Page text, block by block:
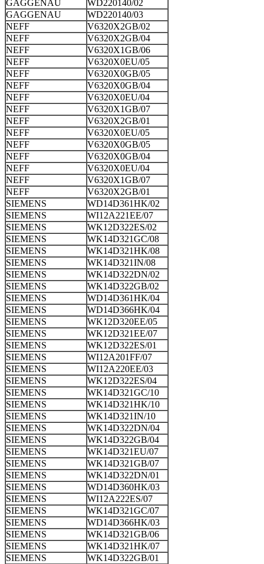
GAGGENAU
WD220140/02
GAGGENAU
WD220140/03
NEFF
V6320X2GB/02
NEFF
V6320X2GB/04
NEFF
V6320X1GB/06
NEFF
V6320X0EU/05
NEFF
V6320X0GB/05
NEFF
V6320X0GB/04
NEFF
V6320X0EU/04
NEFF
V6320X1GB/07
NEFF
V6320X2GB/01
NEFF
V6320X0EU/05
NEFF
V6320X0GB/05
NEFF
V6320X0GB/04
NEFF
V6320X0EU/04
NEFF
V6320X1GB/07
NEFF
V6320X2GB/01
SIEMENS
WD14D361HK/02
SIEMENS
WI12A221EE/07
SIEMENS
WK12D322ES/02
SIEMENS
WK14D321GC/08
SIEMENS
WK14D321HK/08
SIEMENS
WK14D321IN/08
SIEMENS
WK14D322DN/02
SIEMENS
WK14D322GB/02
SIEMENS
WD14D361HK/04
SIEMENS
WD14D366HK/04
SIEMENS
WK12D320EE/05
SIEMENS
WK12D321EE/07
SIEMENS
WK12D322ES/01
SIEMENS
WI12A201FF/07
SIEMENS
WI12A220EE/03
SIEMENS
WK12D322ES/04
SIEMENS
WK14D321GC/10
SIEMENS
WK14D321HK/10
SIEMENS
WK14D321IN/10
SIEMENS
WK14D322DN/04
SIEMENS
WK14D322GB/04
SIEMENS
WK14D321EU/07
SIEMENS
WK14D321GB/07
SIEMENS
WK14D322DN/01
SIEMENS
WD14D360HK/03
SIEMENS
WI12A222ES/07
SIEMENS
WK14D321GC/07
SIEMENS
WD14D366HK/03
SIEMENS
WK14D321GB/06
SIEMENS
WK14D321HK/07
SIEMENS
WK14D322GB/01